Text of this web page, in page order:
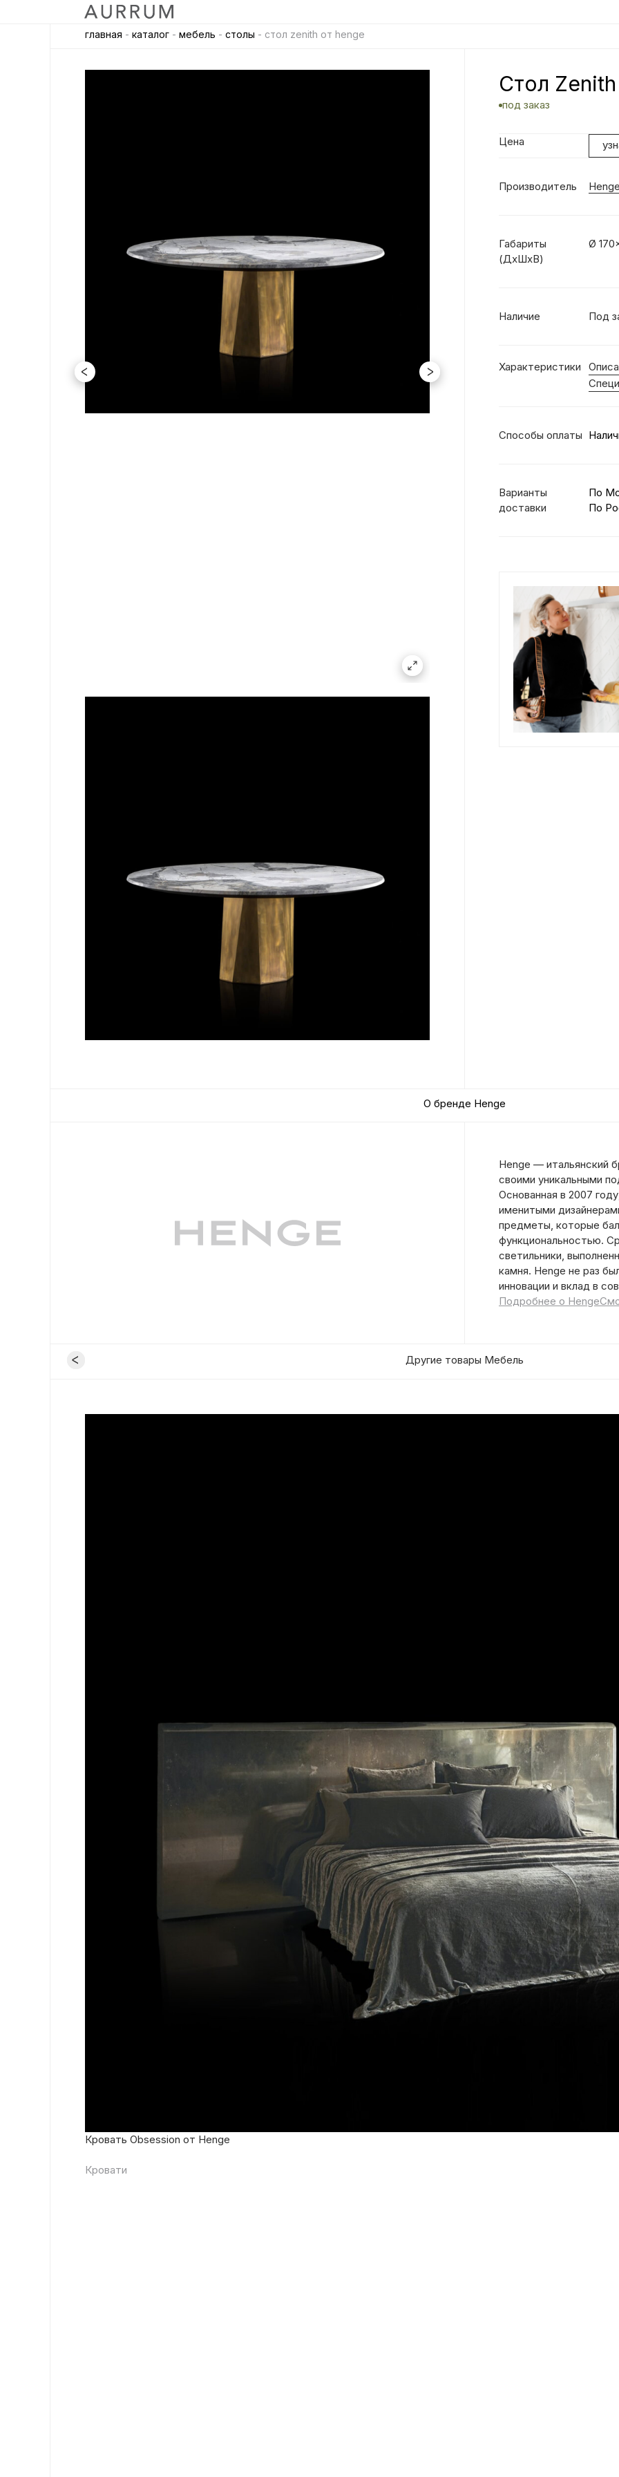
главная - каталог - мебель - столы - стол zenith от henge
Стол
под заказ
Цена
Производитель Henge
Габариты
(ДхШхВ)
Ø
Наличие Под
Характеристики
Способы оплаты
Варианты
доставки
По
По
О бренде Henge
Henge — итальянский
своими уникальными
Основанная в 2007
именитыми
предметы, которые
функциональностью.
светильники,
камня. Henge не раз
инновации и вклад в
Подробнее о Henge
Другие товары Мебель
Кровать Obsession от Henge
Кровати